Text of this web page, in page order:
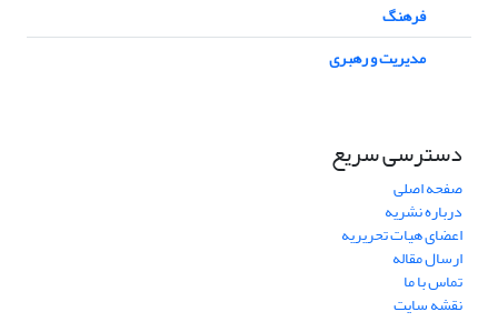
فرهنگ
مدیریت و رهبری
دسترسی سریع
صفحه اصلی
درباره نشریه
اعضای هیات تحریریه
ارسال مقاله
تماس با ما
نقشه سایت